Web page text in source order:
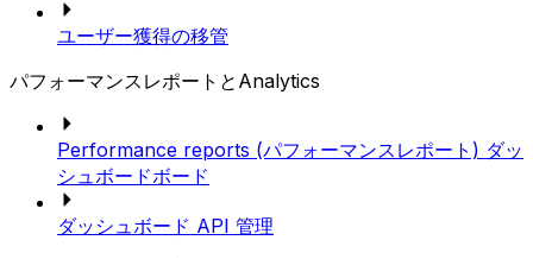
ユーザー獲得の移管
パフォーマンスレポートとAnalytics
Performance reports (パフォーマンスレポート) ダッ
シュボードボード
ダッシュボード API 管理